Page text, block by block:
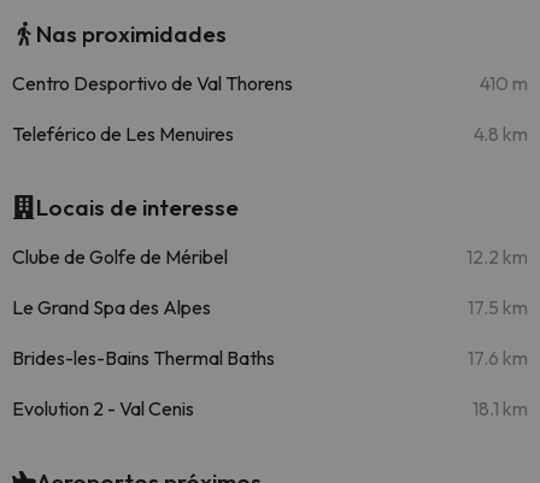
Nas proximidades
Centro Desportivo de Val Thorens 410 m
Teleférico de Les Menuires 4.8 km
Locais de interesse
Clube de Golfe de Méribel 12.2 km
Le Grand Spa des Alpes 17.5 km
Brides-les-Bains Thermal Baths 17.6 km
Evolution 2 - Val Cenis 18.1 km